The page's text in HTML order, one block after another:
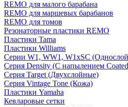
REMO для малого барабана
REMO для маршевых барабанов
REMO для томов
Резонаторные пластики REMO
Пластики Tama
Пластики Williams
Серии W1, WW1, W1xSC
Серия Density (C напылением
Серия Target (Двухслойные)
Серия Vintage Tone (Кожа)
Пластики Yamaha
Кевларовые сетки